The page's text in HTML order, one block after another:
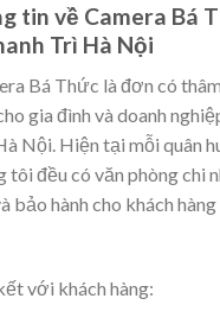
tin về Camera Bá
Trì Hà Nội
Bá Thức là đơn có
gia đình và doanh
Nội. Hiện tại mỗi quân
tôi đều có văn phòng chi
bảo hành cho khách
với khách hàng: